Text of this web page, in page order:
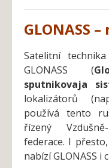
GLONASS
Satelitní
GLONASS (
sputnikovaja
lokalizátorů
používá tento
řízený
federace. I
nabízí GLONASS i